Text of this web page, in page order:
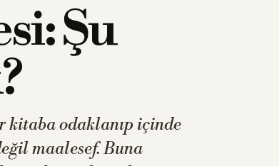
Şu
kitaba odaklanıp içinde
maalesef. Buna